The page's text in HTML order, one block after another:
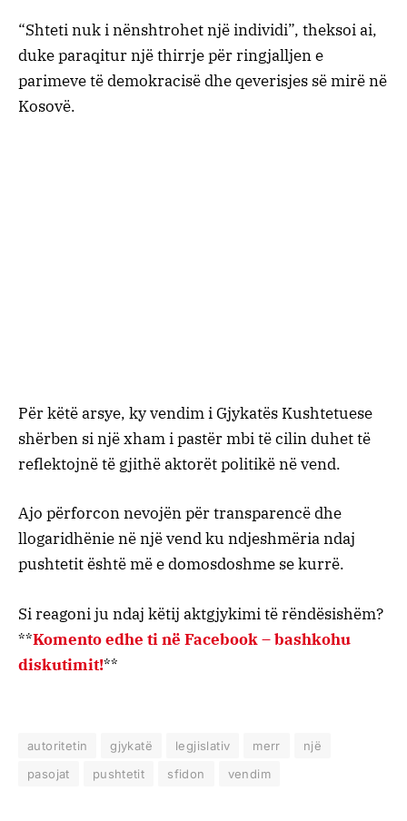
“Shteti nuk i nënshtrohet një individi”, theksoi ai,
duke paraqitur një thirrje për ringjalljen e
parimeve të demokracisë dhe qeverisjes së mirë në
Kosovë.
Për këtë arsye, ky vendim i Gjykatës Kushtetuese
shërben si një xham i pastër mbi të cilin duhet të
reflektojnë të gjithë aktorët politikë në vend.
Ajo përforcon nevojën për transparencë dhe
llogaridhënie në një vend ku ndjeshmëria ndaj
pushtetit është më e domosdoshme se kurrë.
Si reagoni ju ndaj këtij aktgjykimi të rëndësishëm?
**Komento edhe ti në Facebook – bashkohu
diskutimit!**
autoritetin gjykatë legjislativ merr
një
pasojat
pushtetit sfidon vendim